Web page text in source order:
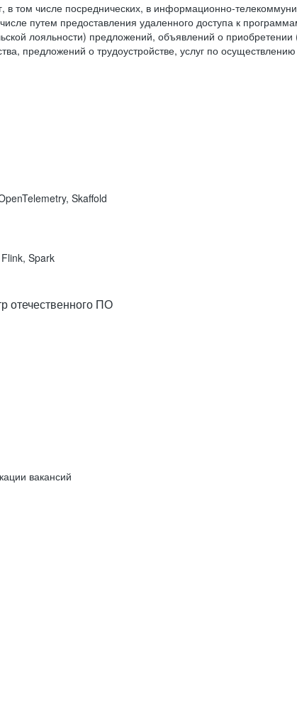
в том числе посреднических, в информационно-
путем предоставления удаленного доступа к
лояльности) предложений, объявлений о приобретении
предложений о трудоустройстве, услуг по
Skaffold
Spark
отечественного ПО
вакансий